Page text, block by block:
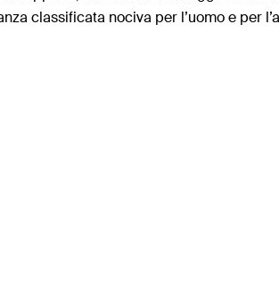
classificata nociva per l’uomo e per